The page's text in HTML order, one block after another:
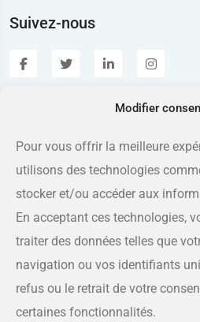
Modifier
Pour vous offrir la meilleure
utilisons des technologies
stocker et/ou accéder aux
En acceptant ces technologies,
traiter des données telles que
navigation ou vos identifiants
refus ou le retrait de votre
certaines fonctionnalités.
Suivez-nous
Adresse
175 rue Queen, Sherbrooke QC
Téléphone
819-566-8810
Courriel